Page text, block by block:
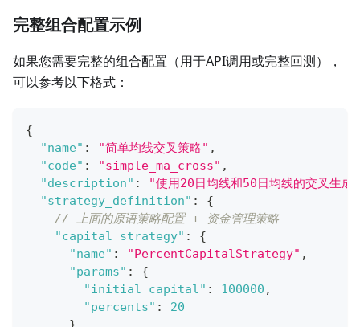
完整组合配置示例
如果您需要完整的组合配置（用于API调用或完整回测），
可以参考以下格式：
{
"name" : "简单均线交叉策略" ,
"code" : "simple_ma_cross" ,
"description" :
"使用20日均线和50日均线的交叉生成
"strategy_definition" :
{
// 上面的原语策略配置 + 资金管理策略
"capital_strategy" :
{
"name" : "PercentCapitalStrategy" ,
"params" :
{
"initial_capital" : 100000 ,
"percents" :
20